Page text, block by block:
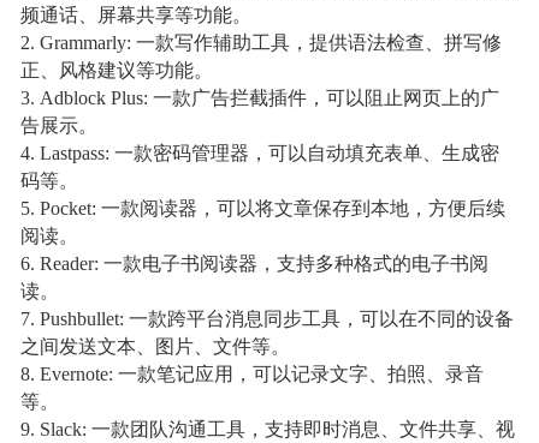
频通话、屏幕共享等功能。
2. Grammarly: 一款写作辅助工具，提供语法检查、拼写修
正、风格建议等功能。
3. Adblock Plus: 一款广告拦截插件，可以阻止网页上的广
告展示。
4. Lastpass: 一款密码管理器，可以自动填充表单、生成密
码等。
5. Pocket: 一款阅读器，可以将文章保存到本地，方便后续
阅读。
6. Reader: 一款电子书阅读器，支持多种格式的电子书阅
读。
7. Pushbullet: 一款跨平台消息同步工具，可以在不同的设备
之间发送文本、图片、文件等。
8. Evernote: 一款笔记应用，可以记录文字、拍照、录音
等。
9. Slack: 一款团队沟通工具，支持即时消息、文件共享、视